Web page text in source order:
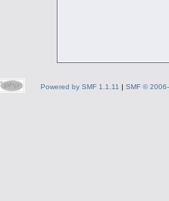
Powered by SMF 1.1.11 | SMF ©